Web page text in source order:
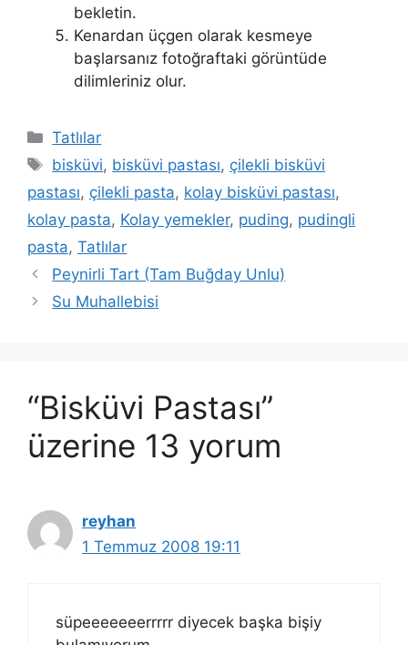
bekletin.
Kenardan üçgen olarak kesmeye
başlarsanız fotoğraftaki görüntüde
dilimleriniz olur.
Kategoriler
Tatlılar
Etiketler
bisküvi, bisküvi pastası, çilekli bisküvi
pastası, çilekli pasta, kolay bisküvi pastası,
kolay pasta, Kolay yemekler, puding, pudingli
pasta, Tatlılar
Peynirli Tart (Tam Buğday Unlu)
Su Muhallebisi
“Bisküvi Pastası”
üzerine 13 yorum
reyhan
1 Temmuz 2008 19:11
süpeeeeeeerrrrr diyecek başka bişiy